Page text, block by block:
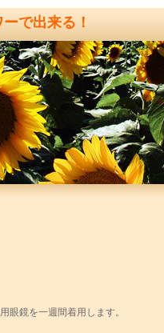
で出来る！
眼鏡を一週間着用します。